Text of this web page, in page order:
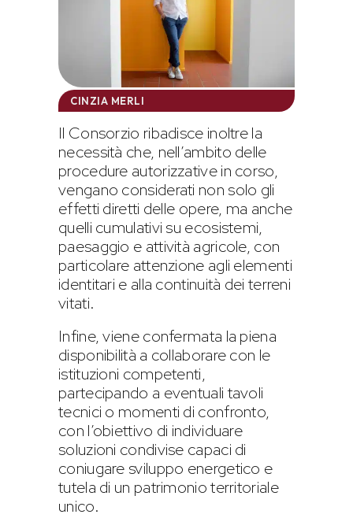
CINZIA MERLI
Il Consorzio ribadisce inoltre la
necessità che, nell’ambito delle
procedure autorizzative in corso,
vengano considerati non solo gli
effetti diretti delle opere, ma anche
quelli cumulativi su ecosistemi,
paesaggio e attività agricole, con
particolare attenzione agli elementi
identitari e alla continuità dei terreni
vitati.
Infine, viene confermata la piena
disponibilità a collaborare con le
istituzioni competenti,
partecipando a eventuali tavoli
tecnici o momenti di confronto,
con l’obiettivo di individuare
soluzioni condivise capaci di
coniugare sviluppo energetico e
tutela di un patrimonio territoriale
unico.